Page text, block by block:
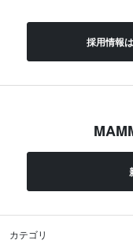
採用情報
カテゴリ